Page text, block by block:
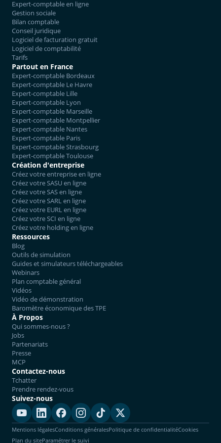
Expert-comptable en ligne
Gestion sociale
Bilan comptable
Conseil juridique
Logiciel de facturation gratuit
Logiciel de comptabilité
Tarifs
Partout en France
Expert-comptable Bordeaux
Expert-comptable Le Havre
Expert-comptable Lille
Expert-comptable Lyon
Expert-comptable Marseille
Expert-comptable Montpellier
Expert-comptable Nantes
Expert-comptable Paris
Expert-comptable Strasbourg
Expert-comptable Toulouse
Création d'entreprise
Créez votre entreprise en ligne
Créez votre SASU en ligne
Créez votre SAS en ligne
Créez votre SARL en ligne
Créez votre EURL en ligne
Créez votre SCI en ligne
Créez votre holding en ligne
Ressources
Blog
Outils de simulation
Guides et simulateurs téléchargeables
Webinars
Plan comptable général
Vidéos
Vidéo de démonstration
Baromètre économique des TPE
À Propos
Qui sommes-nous ?
Jobs
Partenariats
Presse
MCP
Contactez-nous
Tchatter
Prendre rendez-vous
Suivez-nous
Mentions légalesConditions généralesPolitique de confidentialitéCookies
Plan du siteParamétrer le suivi